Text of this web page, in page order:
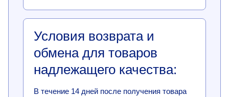
Условия возврата и
обмена для товаров
надлежащего качества:
В течение 14 дней после получения товара